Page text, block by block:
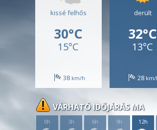
kissé felhős
30°C
15°C
38
derült
32°C
13°C
28
VÁRHATÓ IDŐJÁRÁS MA
0h 3h 6h 9h 12h